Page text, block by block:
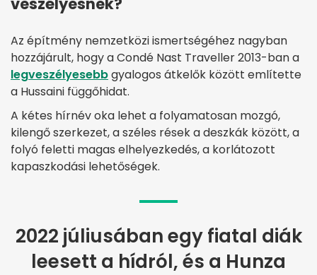
Az építmény nemzetközi ismertségéhez nagyban
hozzájárult, hogy a Condé Nast Traveller 2013-ban a
legveszélyesebbgyalogos átkelők között említette
a Hussaini függőhidat.
A kétes hírnév oka lehet a folyamatosan mozgó,
kilengő szerkezet, a széles rések a deszkák között, a
folyó feletti magas elhelyezkedés, a korlátozott
kapaszkodási lehetőségek.
2022 júliusában egy fiatal diák
leesett a hídról, és a Hunza